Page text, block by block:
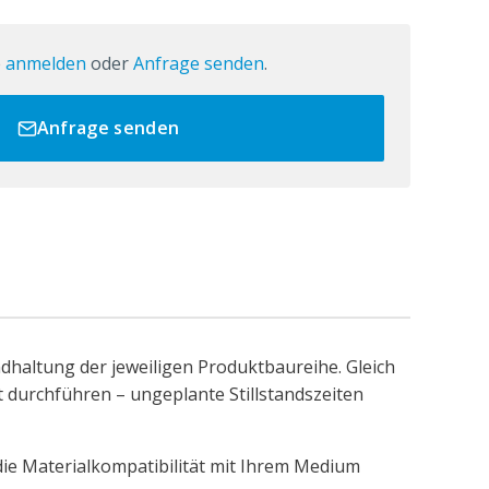
anmelden oderAnfrage senden.
Anfrage senden
der jeweiligen Produktbaureihe. Gleich
– ungeplante Stillstandszeiten
Materialkompatibilität mit Ihrem Medium